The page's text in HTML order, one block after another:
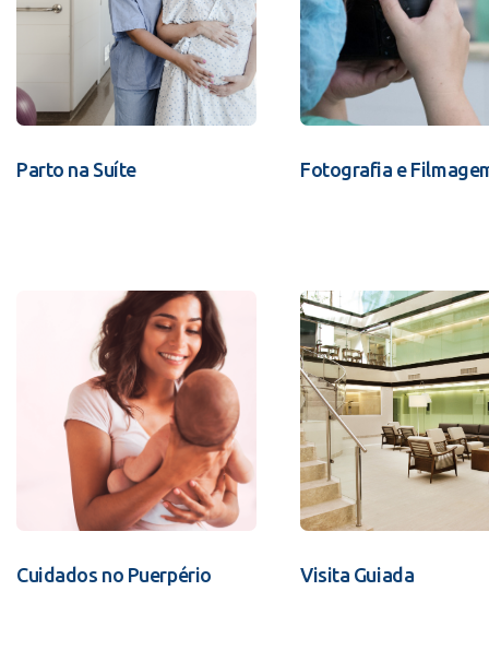
Parto na Suíte Fotografia e
Cuidados no Puerpério Visita Guiada